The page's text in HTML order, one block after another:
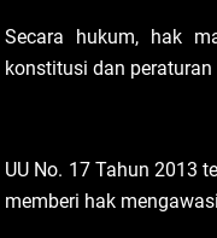
Secara hukum, hak
konstitusi dan
UU No. 17 Tahun 2013
memberi hak